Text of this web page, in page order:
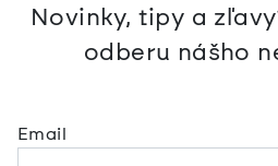
Novinky, tipy a
odberu nášho
Email